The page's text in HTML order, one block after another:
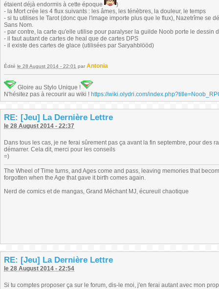
étaient déjà endormis à cette époque
)
- la Mort crée les 4 flux suivants : les âmes, les ténèbres, la douleur, le temps
- si tu utilises le Tarot (donc que l'image importe plus que le flux), Nazetrîme se
Sans Nom.
- par contre, la carte qu'elle utilise pour paralyser la guilde Noob porte le dessin
- il faut autant de cartes de heal que de cartes DPS
- il existe des cartes de glace (utilisées par Saryahblööd)
Édité le 28 August 2014 - 22:01 par Antonia
Gloire au Stylo Unique !
N'hésitez pas à recourir au wiki ! https://wiki.olydri.com/
RE: [Jeu] La Dernière Lettre
le 28 August 2014 - 22:37
Dans tous les cas, je ne ferai sûrement pas ça avant la fin septembre, pour des
démarrer. Cela dit, merci pour les conseils
=)
The Wheel of Time turns, and Ages come and pass, leaving memories that
forgotten when the Age that gave it birth comes again.
Nerd de comics et de mangas, Grand Méchant MJ, écureuil chaotique
RE: [Jeu] La Dernière Lettre
le 28 August 2014 - 22:54
Si tu comptes proposer ça sur le forum, dis-le moi, j'en ferai autant avec mon